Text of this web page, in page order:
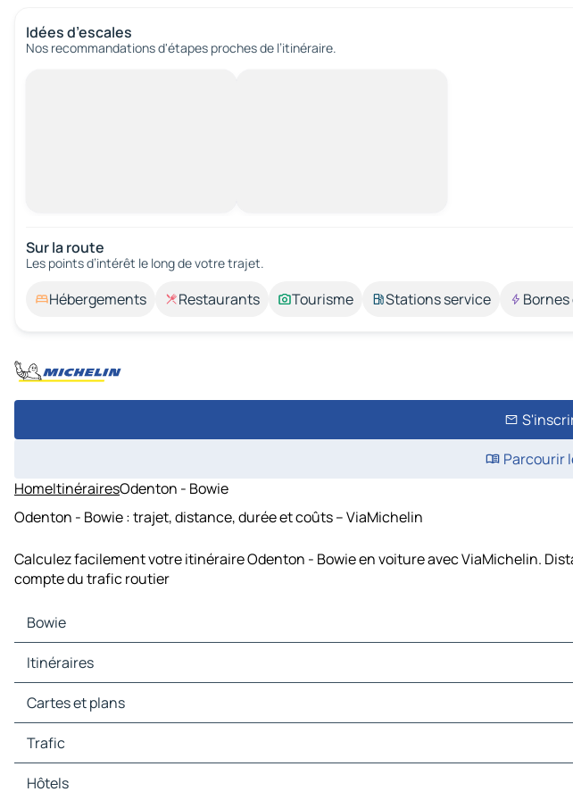
Idées d’escales
Nos recommandations d'étapes proches de l’itinéraire.
Sur la route
Les points d’intérêt le long de votre trajet.
Hébergements Restaurants Tourisme Stations service
Parcourir
HomeItinérairesOdenton - Bowie
Odenton - Bowie : trajet, distance, durée et coûts – ViaMichelin
Calculez facilement votre itinéraire Odenton - Bowie en voiture avec ViaMichelin.
compte du trafic routier
Bowie
Bowie Cartes et plans
Bowie Trafic
Bowie Hôtels
Bowie Restaurants
Bowie Stations-service
Itinéraires
Itinéraires Bowie - Washington
Itinéraires Bowie - Baltimore
Itinéraires Bowie - Silver Spring
Itinéraires Bowie - Arlington
Itinéraires Bowie - Ellicott City
Itinéraires Bowie - Rockville
Cartes et plans
Cartes et plans Washington
Cartes et plans Baltimore
Cartes et plans Silver Spring
Cartes et plans Arlington
Trafic
Trafic Washington
Trafic Baltimore
Hôtels